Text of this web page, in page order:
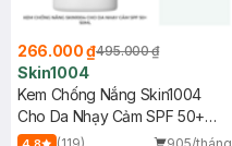
266.000 ₫495.000 ₫
Skin1004
Kem Chống Nắng Skin1004
Cho Da Nhạy Cảm SPF 50+
50ml